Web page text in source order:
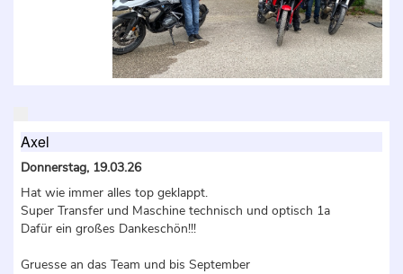
Axel
Donnerstag, 19.03.26
Hat wie immer alles top geklappt.
Super Transfer und Maschine technisch und optisch 1a
Dafür ein großes Dankeschön!!!
Gruesse an das Team und bis September